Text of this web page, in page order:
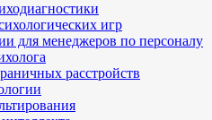
игр
для менеджеров по персоналу
расстройств